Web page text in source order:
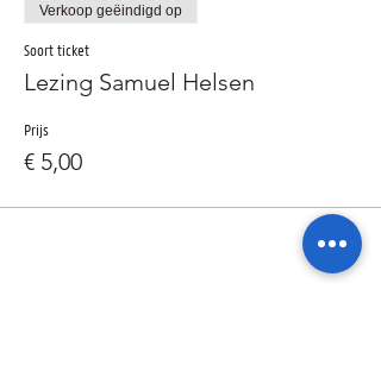
Verkoop geëindigd op
Soort ticket
Lezing Samuel Helsen
Prijs
€ 5,00